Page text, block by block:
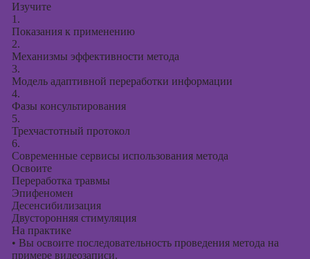
Изучите
1.
Показания к применению
2.
Механизмы эффективности метода
3.
Модель адаптивной переработки информации
4.
Фазы консультирования
5.
Трехчастотный протокол
6.
Современные сервисы использования метода
Освоите
Переработка травмы
Эпифеномен
Десенсибилизация
Двусторонняя стимуляция
На практике
• Вы освоите последовательность проведения метода на
примере видеозаписи.